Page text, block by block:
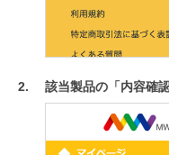
該当製品の「内容確